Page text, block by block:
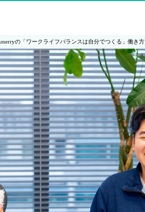
の「ワークライフバランスは自分でつくる」働き方